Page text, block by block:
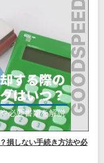
損しない手続き方法や必